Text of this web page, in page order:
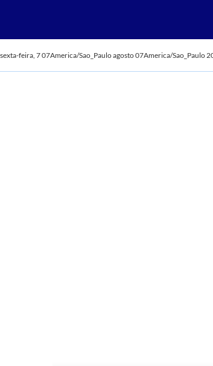
sexta-feira, 7 07America/Sao_Paulo agosto 07America/Sao_Paulo
Oportunidade: Vale abre 385 vagas para